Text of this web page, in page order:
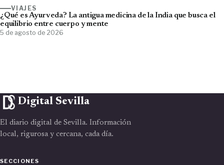
VIAJES
¿Qué es Ayurveda? La antigua medicina de la India que busca el
equilibrio entre cuerpo y mente
5 de agosto de 2026
Digital Sevilla
El diario digital de Sevilla. Información
local, rigurosa y cercana, cada día.
SECCIONES